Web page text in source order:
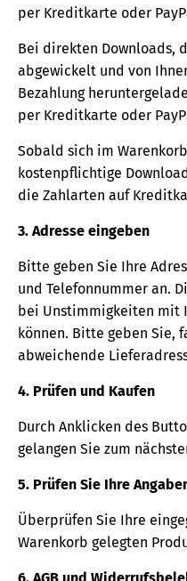
per Kreditkarte oder
Bei direkten Downloads,
abgewickelt und von
Bezahlung
per Kreditkarte oder
Sobald sich im
kostenpflichtige
die Zahlarten auf
3. Adresse eingeben
Bitte geben Sie Ihre
und Telefonnummer an.
bei Unstimmigkeiten mit
können. Bitte geben Sie,
abweichende
4. Prüfen und Kaufen
Durch Anklicken des
gelangen Sie zum
5. Prüfen Sie Ihre
Überprüfen Sie Ihre
Warenkorb gelegten